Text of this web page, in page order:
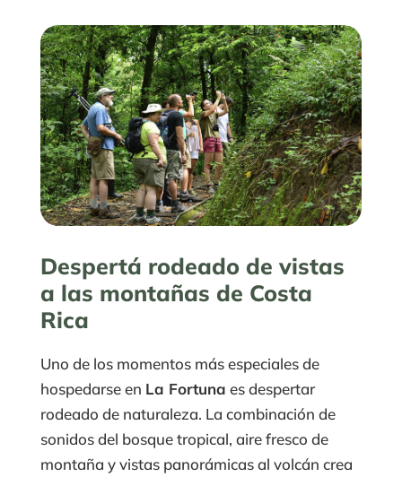
Despertá rodeado de vistas
a las montañas de Costa
Rica
Uno de los momentos más especiales de
hospedarse en La Fortuna es despertar
rodeado de naturaleza. La combinación de
sonidos del bosque tropical, aire fresco de
montaña y vistas panorámicas al volcán crea